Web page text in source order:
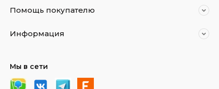
Помощь покупателю
Информация
Мы в сети